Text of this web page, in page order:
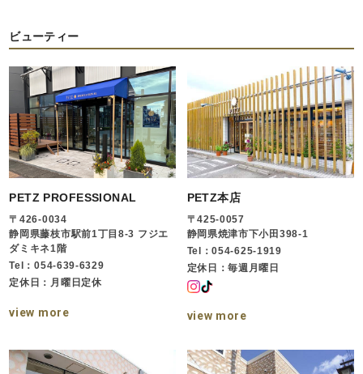
ビューティー
PETZ PROFESSIONAL
〒426-0034
静岡県藤枝市駅前1丁目8-3 フジエ
ダミキネ1階
Tel：054-639-6329
定休日：月曜日定休
view more
PETZ本店
〒425-0057
静岡県焼津市下小田398-1
Tel：054-625-1919
定休日：毎週月曜日
view more